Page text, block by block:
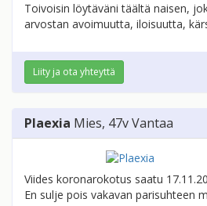
Toivoisin löytäväni täältä naisen,
arvostan avoimuutta, iloisuutta,
Liity ja ota yhteyttä
Plaexia Mies, 47vVantaa
Viides koronarokotus saatu
En sulje pois vakavan parisuhteen